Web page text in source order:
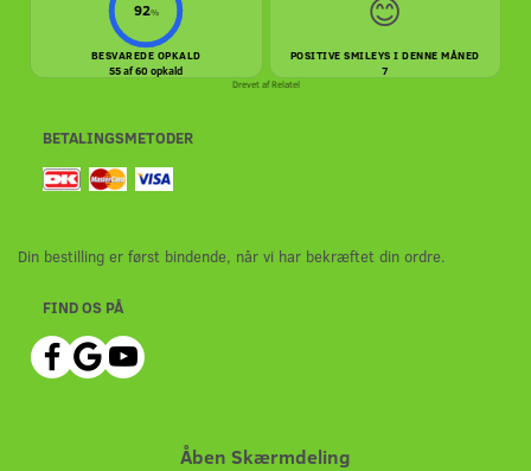
92%
BESVAREDE OPKALD
55 af 60 opkald
😊
POSITIVE SMILEYS I DENNE MÅNED
7
Drevet afRelatel
BETALINGSMETODER
Din bestilling er først bindende, når vi har bekræftet din ordre.
FIND OS PÅ
Åben Skærmdeling